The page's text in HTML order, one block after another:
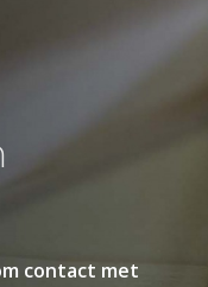
contact met